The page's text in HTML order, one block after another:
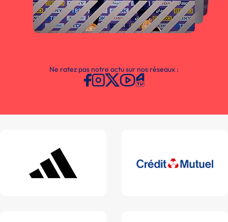
Ne ratez pas notre actu sur nos réseaux :